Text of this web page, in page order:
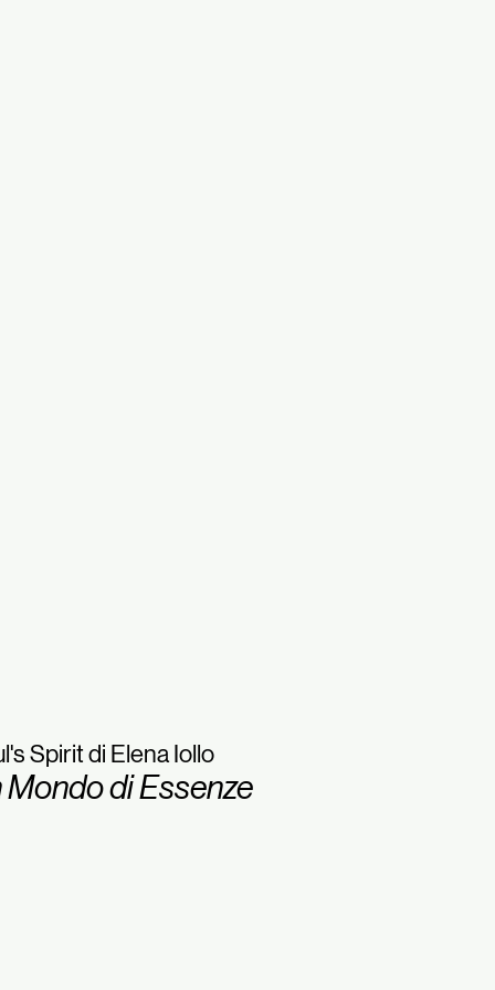
Spirit di Elena Iollo
Mondo di Essenze